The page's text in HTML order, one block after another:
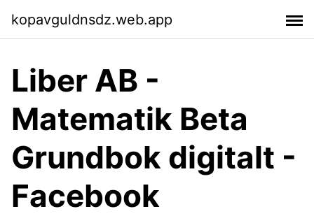
kopavguldnsdz.web.app
Liber AB -
Matematik Beta
Grundbok digitalt -
Facebook